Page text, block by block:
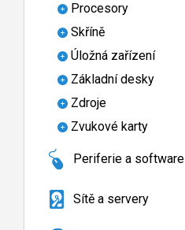
Procesory
Skříně
Úložná zařízení
Základní desky
Zdroje
Zvukové karty
Periferie a software
Sítě a servery